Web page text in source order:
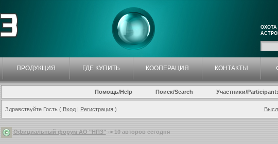
ОХОТА
ПРОДУКЦИЯ ГДЕ КУПИТЬ КООПЕРАЦИЯ КОНТАКТЫ
Помощь/Help Поиск/Search Участники/
Здравствуйте Гость ( Вход| Регистрация)
Официальный форум АО "НПЗ"-> 10 авторов сегодня